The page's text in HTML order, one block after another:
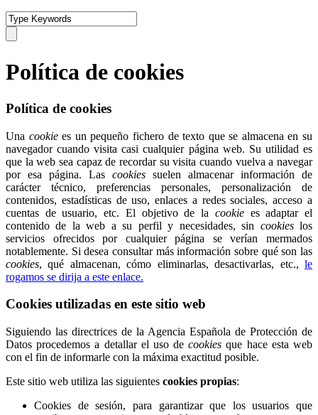
Política de cookies
Política de cookies
Una cookiees un pequeño fichero de texto que se almacena en su
navegador cuando visita casi cualquier página web. Su utilidad es
que la web sea capaz de recordar su visita cuando vuelva a navegar
por esa página. Las cookies suelen almacenar información de
carácter técnico, preferencias personales, personalización de
contenidos, estadísticas de uso, enlaces a redes sociales, acceso a
cuentas de usuario, etc. El objetivo de la cookiees adaptar el
contenido de la web a su perfil y necesidades, sin cookieslos
servicios ofrecidos por cualquier página se verían mermados
notablemente. Si desea consultar más información sobre qué son las
cookies, qué almacenan, cómo eliminarlas, desactivarlas, etc., le
rogamos se dirija a este enlace.
Cookies utilizadas en este sitio web
Siguiendo las directrices de la Agencia Española de Protección de
Datos procedemos a detallar el uso decookies que hace esta web
con el fin de informarle con la máxima exactitud posible.
Este sitio web utiliza las siguientes cookies propias:
Cookies de sesión, para garantizar que los usuarios que